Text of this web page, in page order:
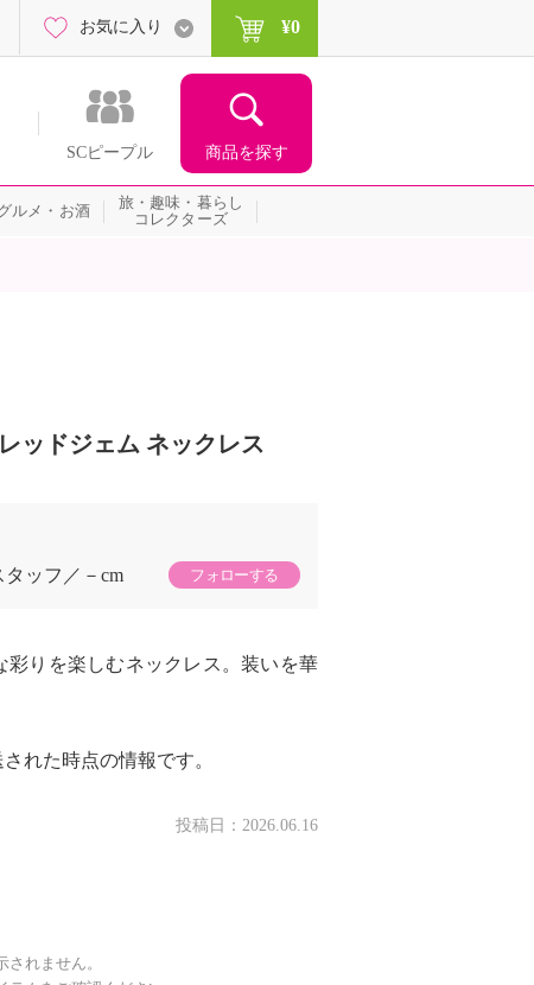
SCピープル 商品を探す
お気に入り ¥0
ルメ・お酒
旅・趣味・暮らし
コレクターズ
ッドジェム ネックレス
タッフ
－cm フォローする
彩りを楽しむネックレス。装いを華
れた時点の情報です。
投稿日： 2026.06.16
れません。